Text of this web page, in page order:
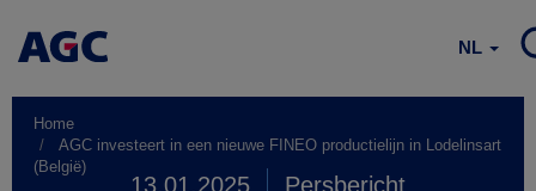
NL
Home
AGC investeert in een nieuwe FINEO productielijn in Lodelinsart
(België)
13.01.2025 Persbericht